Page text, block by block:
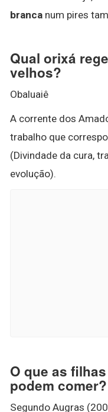
branca num pires
Qual orixá
velhos?
Obaluaiê
A corrente dos
trabalho que
(Divindade da cura,
evolução).
O que as
podem comer?
Segundo Augras